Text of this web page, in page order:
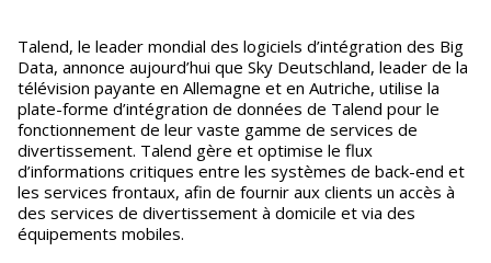
Talend, le leader mondial des logiciels d’intégration des Big
Data, annonce aujourd’hui que Sky Deutschland, leader de la
télévision payante en Allemagne et en Autriche, utilise la
plate-forme d’intégration de données de Talend pour le
fonctionnement de leur vaste gamme de services de
divertissement. Talend gère et optimise le flux
d’informations critiques entre les systèmes de back-end et
les services frontaux, afin de fournir aux clients un accès à
des services de divertissement à domicile et via des
équipements mobiles.